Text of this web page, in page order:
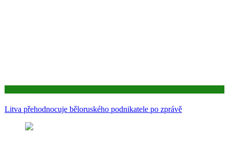
Litva přehodnocuje běloruského podnikatele po zprávě